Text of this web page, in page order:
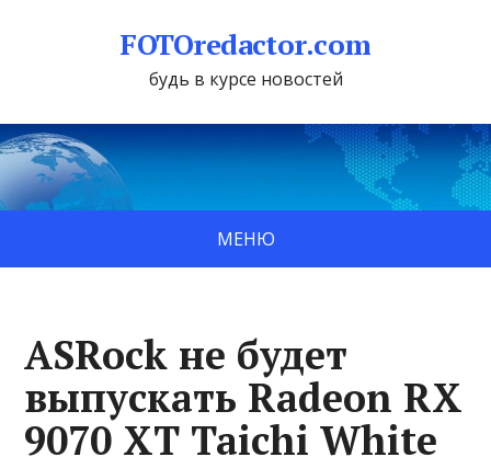
FOTOredactor.com
будь в курсе новостей
МЕНЮ
ASRock не будет
выпускать Radeon RX
9070 XT Taichi White